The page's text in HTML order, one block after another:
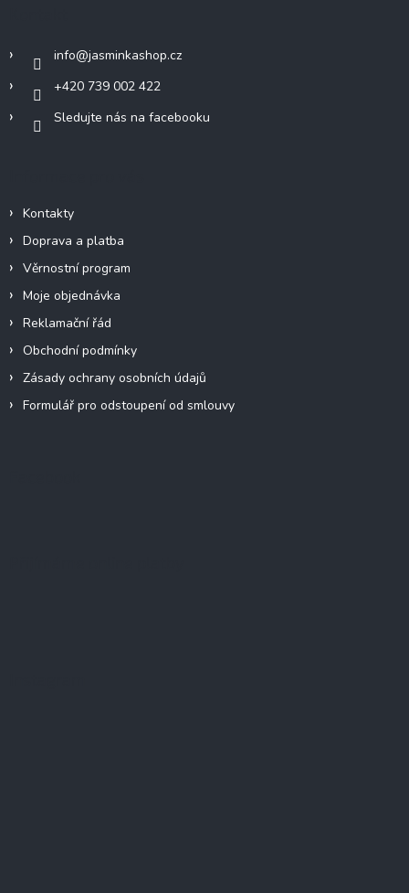
info@jasminkashop.cz
+420 739 002 422
Sledujte nás na facebooku
Kontakty
Doprava a platba
Věrnostní program
Moje objednávka
Reklamační řád
Obchodní podmínky
Zásady ochrany osobních údajů
Formulář pro odstoupení od smlouvy